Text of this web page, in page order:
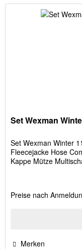
Set Wexman
Set Wexman Winter
Fleecejacke Hose
Kappe Mütze
Preise nach
Merken